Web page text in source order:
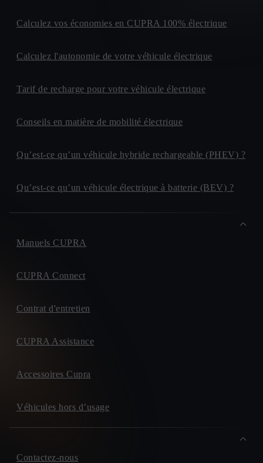
Calculez vos économies en CUPRA 100% électrique
Calculez l'autonomie de votre véhicule électrique
Tarif de recharge pour votre véhicule électrique
Conseils en matière de mobilité électrique
Qu’est-ce qu’un véhicule hybride rechargeable (PHEV) ?
Qu’est-ce qu’un véhicule électrique à batterie (BEV) ?
Manuels CUPRA
CUPRA Connect
Contrat d'entretien
CUPRA Assistance
Accessoires Cupra
Véhicules hors d’usage
Contactez-nous